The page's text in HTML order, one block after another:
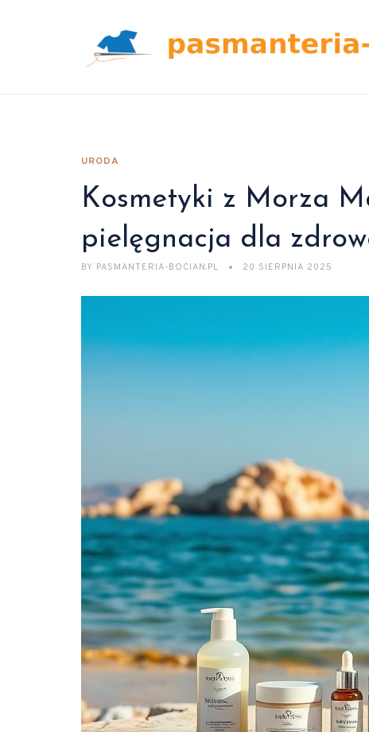
URODA
Kosmetyki z Morza
pielęgnacja dla
BY PASMANTERIA-BOCIAN.PL 20 SIERPNIA 2025